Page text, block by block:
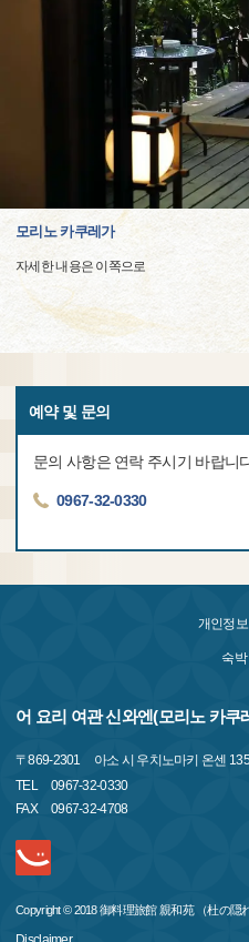
모리노 카쿠레가
자세한 내용은 이쪽으로
예약 및 문의
문의 사항은 연락 주시기 바랍니
0967-32-0330
개인정
숙
어 요리 여관 신와엔(모리노 카쿠
〒869-2301
아소 시 우치노마키 온센
TEL
0967-32-0330
FAX
0967-32-4708
Copyright © 2018 御料理旅館 親和苑 （杜の隠